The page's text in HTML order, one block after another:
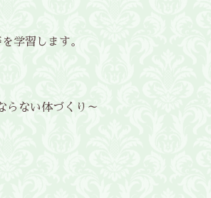
学習します。
ない体づくり～